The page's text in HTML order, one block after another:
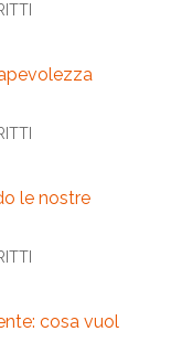
le nostre
cosa vuol